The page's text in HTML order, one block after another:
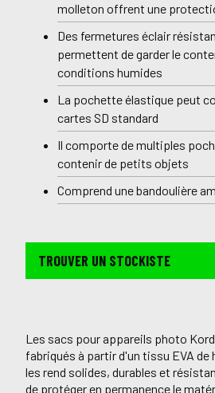
molleton offrent une
Des fermetures éclair
permettent de garder le
conditions humides
La pochette élastique peut
cartes SD standard
Il comporte de multiples
contenir de petits objets
Comprend une bandoulière
TROUVER UN STOCKISTE
Les sacs pour appareils photo
fabriqués à partir d'un tissu EVA de
les rend solides, durables et
de protéger en permanence le